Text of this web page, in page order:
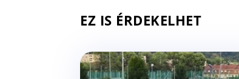
EZ IS ÉRDEKELHET